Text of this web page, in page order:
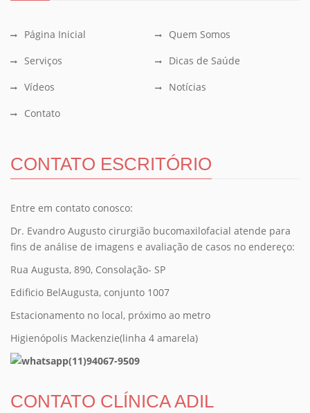
Página Inicial
Quem Somos
Serviços
Dicas de Saúde
Vídeos
Notícias
Contato
CONTATO ESCRITÓRIO
Entre em contato conosco:
Dr. Evandro Augusto cirurgião bucomaxilofacial atende para
fins de análise de imagens e avaliação de casos no endereço:
Rua Augusta, 890, Consolação- SP
Edificio BelAugusta, conjunto 1007
Estacionamento no local, próximo ao metro
Higienópolis Mackenzie(linha 4 amarela)
(11)94067-9509
CONTATO CLÍNICA ADIL